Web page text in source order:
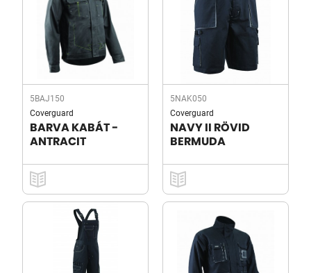
5BAJ150
Coverguard
BARVA KABÁT -
ANTRACIT
5NAK050
Coverguard
NAVY II RÖVID
BERMUDA